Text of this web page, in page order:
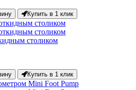
Купить в 1 клик
столиком
Купить в 1 клик